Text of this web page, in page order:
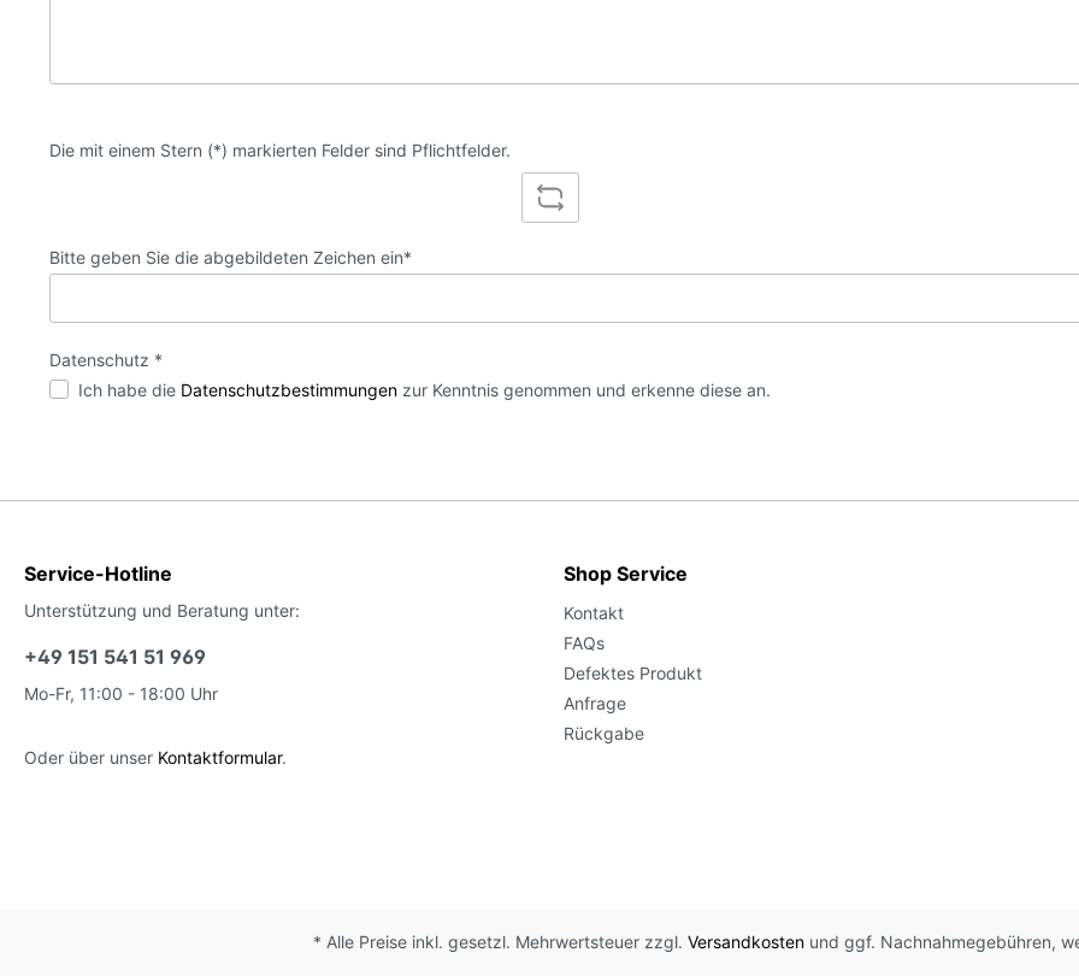
Die mit einem Stern (*) markierten Felder sind Pflichtfelder.
Bitte geben Sie die abgebildeten Zeichen ein*
Datenschutz *
Ich habe die Datenschutzbestimmungen zur Kenntnis genommen und erkenne diese an.
Service-Hotline
Unterstützung und Beratung unter:
+49 151 541 51 969
Mo-Fr, 11:00 - 18:00 Uhr
Oder über unser Kontaktformular.
Shop Service
Kontakt
FAQs
Defektes Produkt
Anfrage
Rückgabe
* Alle Preise inkl. gesetzl. Mehrwertsteuer zzgl. Versandkosten und ggf. Nachnahmegebühren,